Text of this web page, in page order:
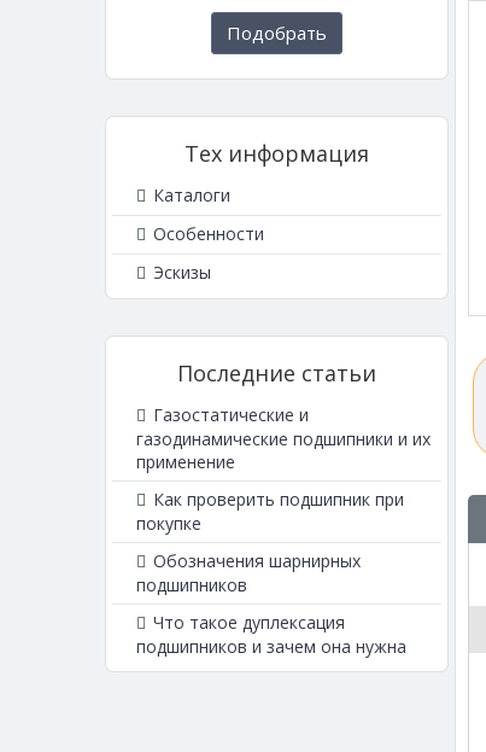
Подобрать
Тех информация
Каталоги
Особенности
Эскизы
Последние статьи
Газостатические и
газодинамические подшипники и их
применение
Как проверить подшипник при
покупке
Обозначения шарнирных
подшипников
Что такое дуплексация
подшипников и зачем она нужна